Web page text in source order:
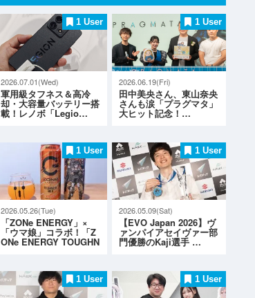
1 User
2026.07.01(Wed)
軍用級タフネス＆高冷
却・大容量バッテリー搭
載！レノボ「Legio…
1 User
2026.06.19(Fri)
田中美央さん、東山奈央
さんも涙「プラグマタ」
大ヒット記念！…
1 User
2026.05.26(Tue)
「ZONe ENERGY」×
「ウマ娘」コラボ！「Z
ONe ENERGY TOUGHN
1 User
2026.05.09(Sat)
【EVO Japan 2026】ヴ
ァンパイアセイヴァー部
門優勝のKaji選手 …
1 User 1 User